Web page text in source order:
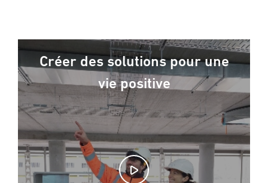
Créer des solutions pour une
vie positive